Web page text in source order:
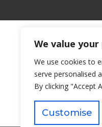
We value your
We use cookies to
serve personalised
By clicking "Accept
Customise